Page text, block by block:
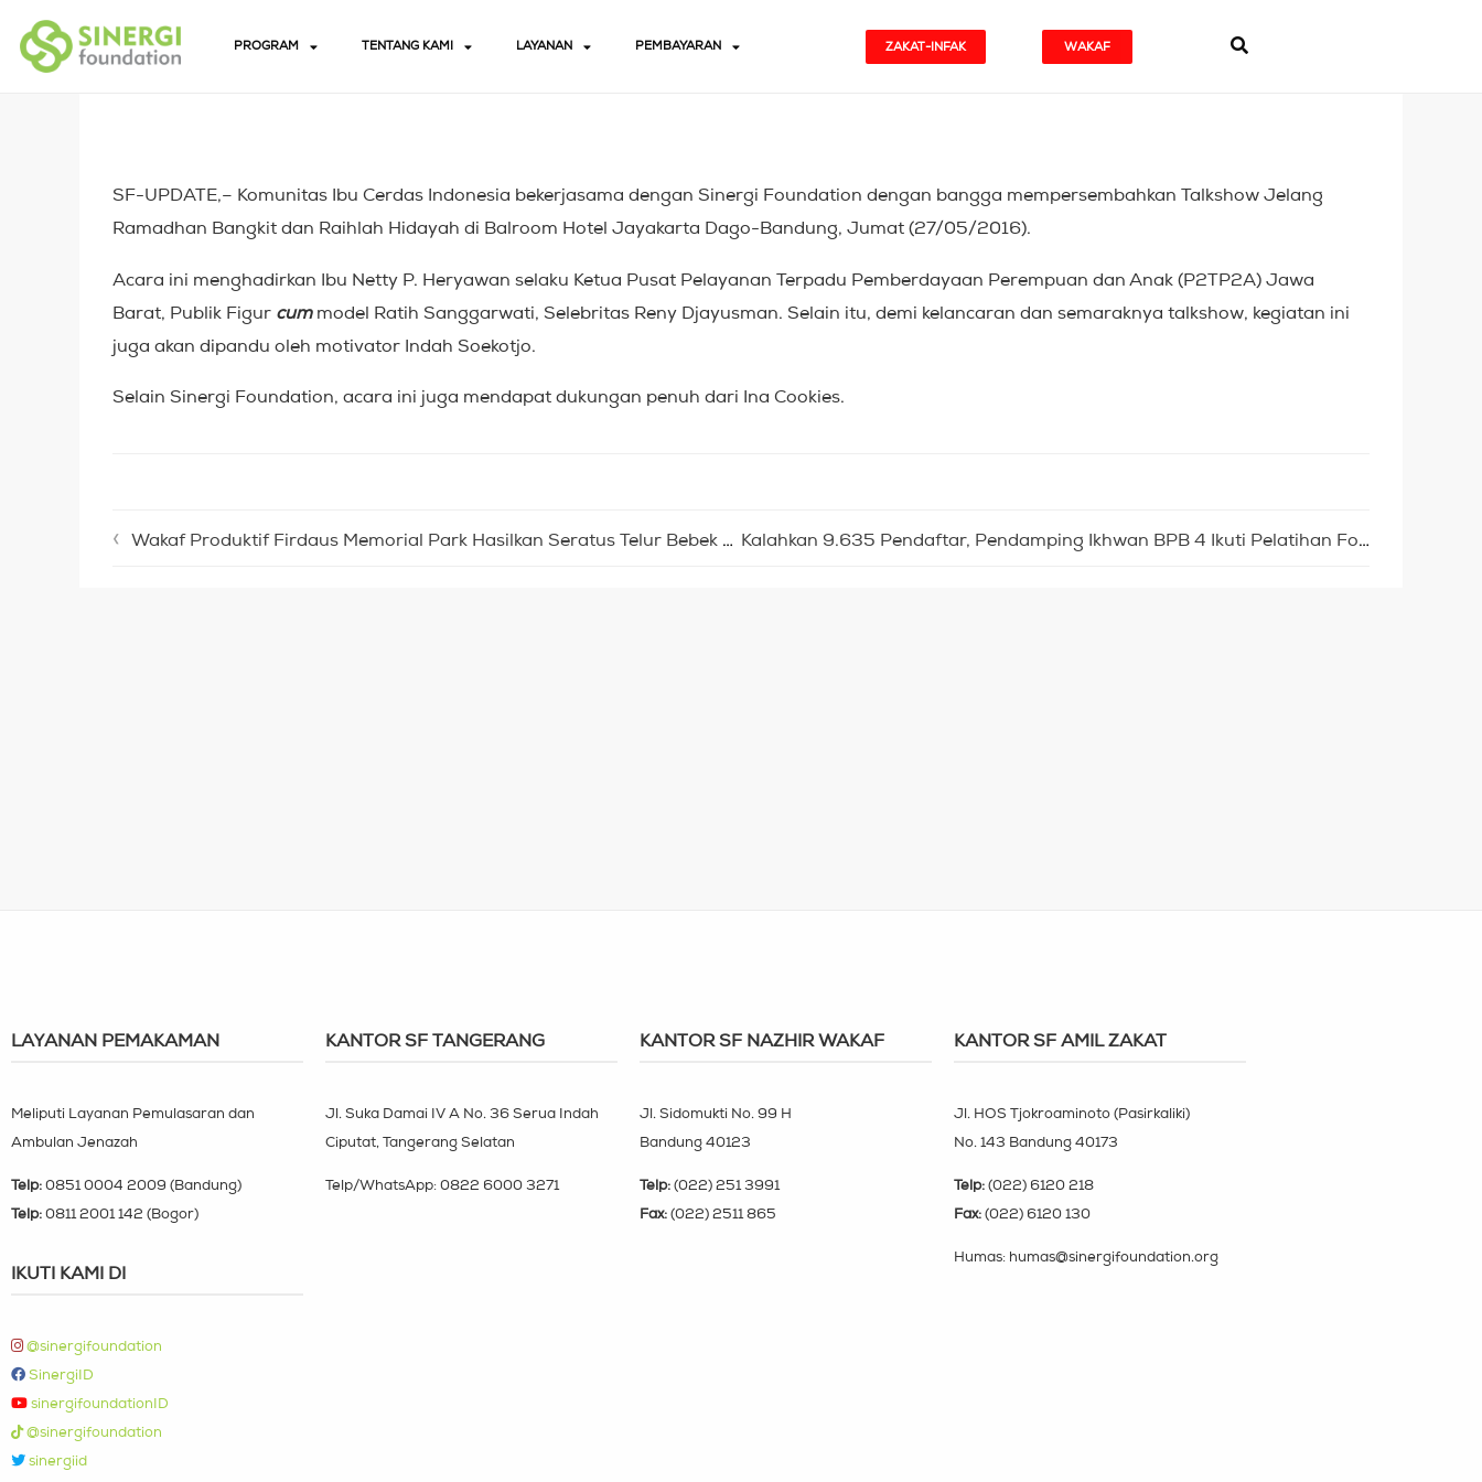
PROGRAM TENTANG KAMI LAYANAN PEMBAYARAN ZAKAT-INFAK WAKAF
SF-UPDATE,– Komunitas Ibu Cerdas Indonesia bekerjasama dengan Sinergi Foundation dengan bangga mempersembahkan Talkshow Jelang
Ramadhan Bangkit dan Raihlah Hidayah di Balroom Hotel Jayakarta Dago-Bandung, Jumat (27/05/2016).
Acara ini menghadirkan Ibu Netty P. Heryawan selaku Ketua Pusat Pelayanan Terpadu Pemberdayaan Perempuan dan Anak (P2TP2A) Jawa
Barat, Publik Figur cum model Ratih Sanggarwati, Selebritas Reny Djayusman. Selain itu, demi kelancaran dan semaraknya talkshow, kegiatan ini
juga akan dipandu oleh motivator Indah Soekotjo.
Selain Sinergi Foundation, acara ini juga mendapat dukungan penuh dari Ina Cookies.
Wakaf Produktif Firdaus Memorial Park Hasilkan Seratus Telur Bebek Sehari Kalahkan 9.635 Pendaftar, Pendamping Ikhwan BPB 4 Ikuti Pelatihan Forum Indonesia Muda
LAYANAN PEMAKAMAN
Meliputi Layanan Pemulasaran dan
Ambulan Jenazah
Telp: 0851 0004 2009 (Bandung)
Telp: 0811 2001 142 (Bogor)
IKUTI KAMI DI
@sinergifoundation
SinergiID
sinergifoundationID
@sinergifoundation
sinergiid
KANTOR SF TANGERANG
Jl. Suka Damai IV A No. 36 Serua Indah
Ciputat, Tangerang Selatan
Telp/WhatsApp: 0822 6000 3271
KANTOR SF NAZHIR WAKAF
Jl. Sidomukti No. 99 H
Bandung 40123
Telp: (022) 251 3991
Fax: (022) 2511 865
KANTOR SF AMIL ZAKAT
Jl. HOS Tjokroaminoto (Pasirkaliki)
No. 143 Bandung 40173
Telp: (022) 6120 218
Fax: (022) 6120 130
Humas: humas@sinergifoundation.org